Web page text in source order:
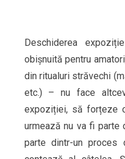
Deschiderea
obișnuită pentru
din ritualuri străvechi
etc.) – nu face
expoziției, să forțeze
urmează nu va fi parte
parte dintr-un proces